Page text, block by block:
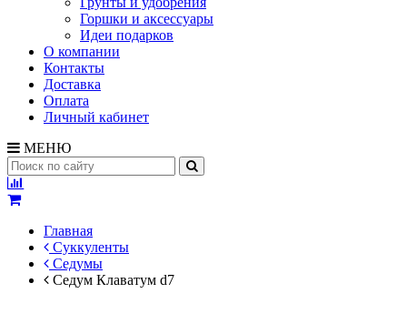
Горшки и аксессуары
Идеи подарков
О компании
Контакты
Доставка
Оплата
Личный кабинет
МЕНЮ
Главная
Суккуленты
Седумы
Седум Клаватум d7